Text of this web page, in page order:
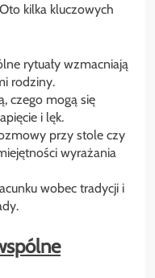
kilka kluczowych
rytuały wzmacniają
rodziny.
czego mogą się
i lęk.
przy stole czy
wyrażania
wobec tradycji i